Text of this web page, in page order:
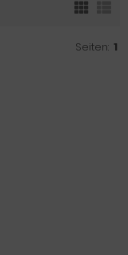
Seiten: 1